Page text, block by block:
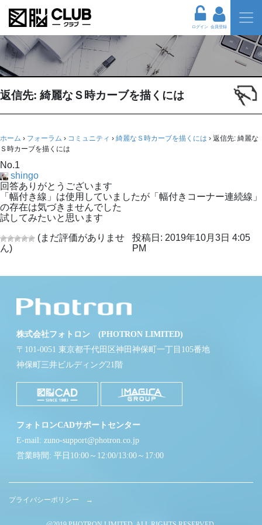
ログイン 会員登録
返信先: 綺麗なＳ時カーブを描くには
ホーム › フォーラム › コミュニティ › 綺麗なＳ時カーブを描くには › 返信先: 綺麗な
Ｓ時カーブを描くには
No.1
shingo
回答ありがとうございます
「幅付き線」は使用していましたが「幅付きコーナー連続線」
の存在は気づきませんでした
試してみたいと思います
(まだ評価がありませ
ん)
投稿日: 2019年10月3日 4:05
PM
株式会社フォトロン (PHOTRON LIMITED)
〒101-0051 東京都千代田区神田神保町一丁目105番地
神保町三井ビルディング21階
フォトロンCADサポートセンター
E-mail: zuno-support@photron.co.jp
営業時間: 平日10:00～12:00/13:00～17:00
プライバシーポリシー →